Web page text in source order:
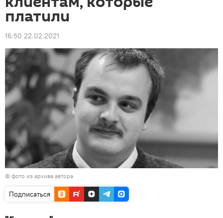
платили
16:50 22.02.2021
© фото из архива автора
Подписаться